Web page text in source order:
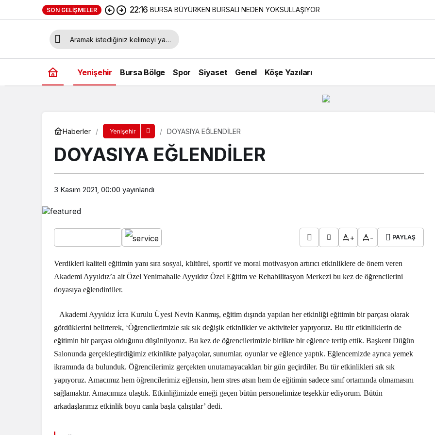
SON GELIŞMELER 22:16 BURSA BÜYÜRKEN BURSALI NEDEN YOKSULLAŞIYOR
Yenişehir Bursa Bölge Spor Siyaset Genel Köşe Yazıları
Haberler Yenişehir DOYASIYA EĞLENDİLER
DOYASIYA EĞLENDİLER
3 Kasım 2021, 00:00 yayınlandı
+ - PAYLAŞ
Verdikleri kaliteli eğitimin yanı sıra sosyal, kültürel, sportif ve moral motivasyon artırıcı etkinliklere de önem veren
Akademi Ayyıldız’a ait Özel Yenimahalle Ayyıldız Özel Eğitim ve Rehabilitasyon Merkezi bu kez de öğrencilerini
doyasıya eğlendirdiler.
Akademi Ayyıldız İcra Kurulu Üyesi Nevin Kanmış, eğitim dışında yapılan her etkinliği eğitimin bir parçası olarak
gördüklerini belirterek, ‘Öğrencilerimizle sık sık değişik etkinlikler ve aktiviteler yapıyoruz. Bu tür etkinliklerin de
eğitimin bir parçası olduğunu düşünüyoruz. Bu kez de öğrencilerimizle birlikte bir eğlence tertip ettik. Başkent Düğün
Salonunda gerçekleştirdiğimiz etkinlikte palyaçolar, sunumlar, oyunlar ve eğlence yaptık. Eğlencemizde ayrıca yemek
ikramında da bulunduk. Öğrencilerimiz gerçekten unutamayacakları bir gün geçirdiler. Bu tür etkinlikleri sık sık
yapıyoruz. Amacımız hem öğrencilerimiz eğlensin, hem stres atsın hem de eğitimin sadece sınıf ortamında olmamasını
sağlamaktır. Amacımıza ulaştık. Etkinliğimizde emeği geçen bütün personelimize teşekkür ediyorum. Bütün
arkadaşlarımız etkinlik boyu canla başla çalıştılar’ dedi.